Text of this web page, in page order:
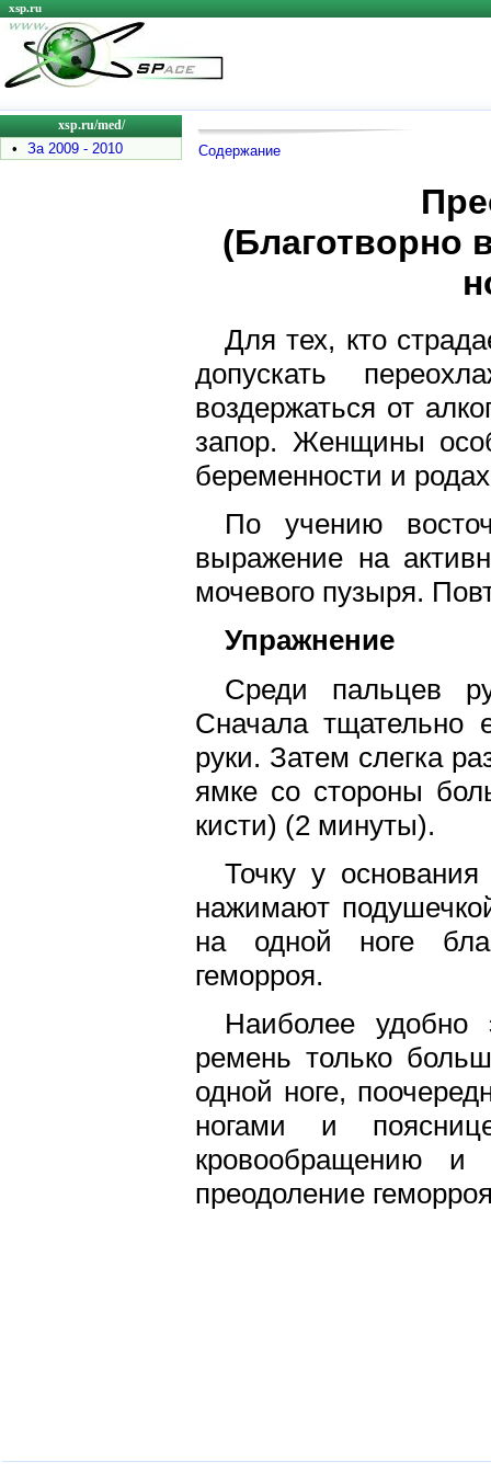
xsp.ru
xsp.ru/med/
• За 2009 - 2010 Содержание
(Благотворно
Для тех, кто
допускать
воздержаться от
запор. Женщины
беременности и
По учению
выражение на
мочевого пузыря.
Упражнение
Среди пальцев
Сначала тщательно
руки. Затем слегка
ямке со стороны
кисти) (2 минуты).
Точку у
нажимают
на одной ноге
геморроя.
Наиболее удобно
ремень только
одной ноге,
ногами и
кровообращению и
преодоление